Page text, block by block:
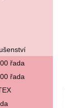
řada
řada